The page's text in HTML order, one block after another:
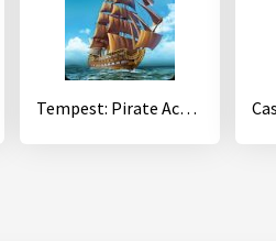
Tempest: Pirate Action RPG Premium